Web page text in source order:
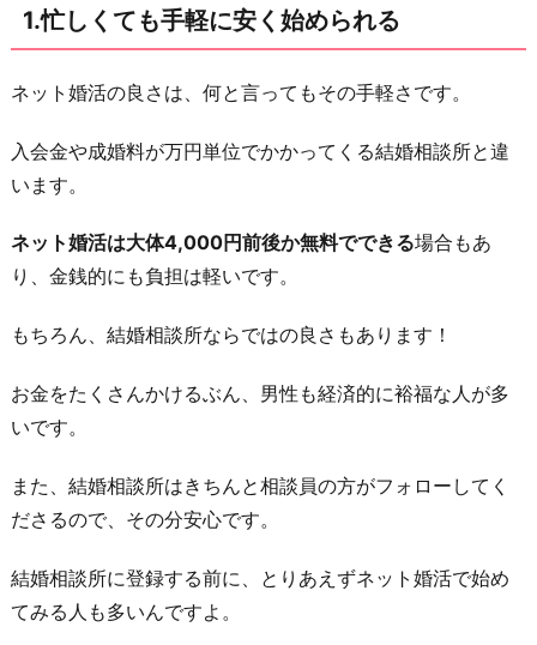
会
い
系
イ
ト
は
違
う！
面
目
人
が
ま
る
1.忙しくても手軽に安く始められる
ネット婚活の良さは、何と言ってもその手軽さです。
入会金や成婚料が万円単位でかかってくる結婚相談所と違
います。
ネット婚活は大体4,000円前後か無料でできる場合もあ
り、金銭的にも負担は軽いです。
もちろん、結婚相談所ならではの良さもあります！
お金をたくさんかけるぶん、男性も経済的に裕福な人が多
いです。
また、結婚相談所はきちんと相談員の方がフォローしてく
ださるので、その分安心です。
結婚相談所に登録する前に、とりあえずネット婚活で始め
てみる人も多いんですよ。